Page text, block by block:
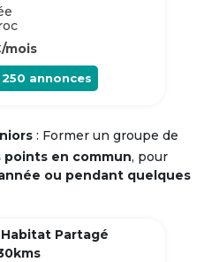
mois
250 annonces
: Former un groupe de
points en commun, pour
ou pendant quelques
Partagé